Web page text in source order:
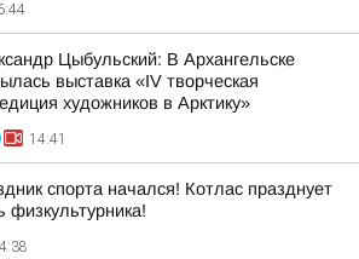
Цыбульский: В Архангельске
выставка «IV творческая
художников в Арктику»
14:41
спорта начался! Котлас празднует
физкультурника!